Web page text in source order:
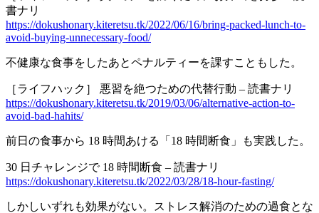
書ナリ
https://dokushonary.kiteretsu.tk/2022/06/16/bring-packed-lunch-to-
avoid-buying-unnecessary-food/
不健康な食事をしたあとペナルティーを課すこともした。
［ライフハック］ 悪習を絶つための代替行動 – 読書ナリ
https://dokushonary.kiteretsu.tk/2019/03/06/alternative-action-to-
avoid-bad-hahits/
前日の食事から 18 時間あける「18 時間断食」も実践した。
30 日チャレンジで 18 時間断食 – 読書ナリ
https://dokushonary.kiteretsu.tk/2022/03/28/18-hour-fasting/
しかしいずれも効果がない。ストレス解消のための過食とな